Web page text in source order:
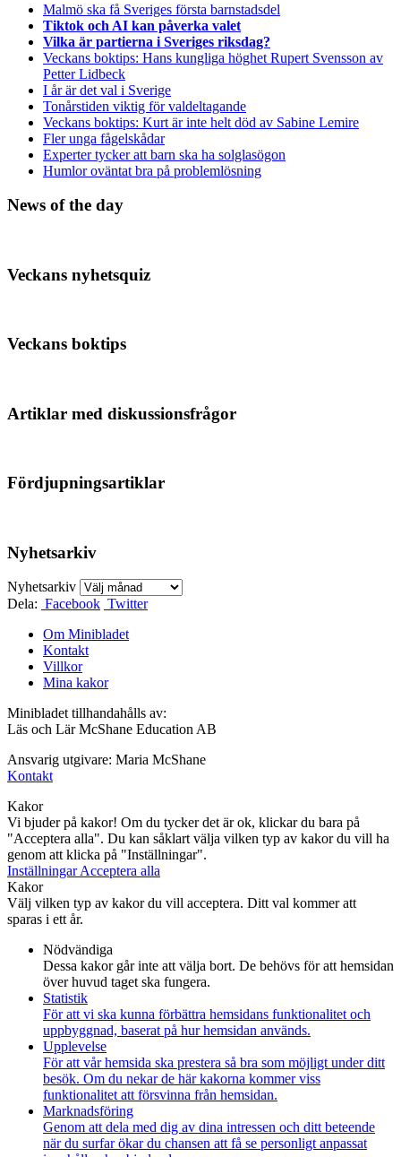
Malmö ska få Sveriges första barnstadsdel
Tiktok och AI kan påverka valet
Vilka är partierna i Sveriges riksdag?
Veckans boktips: Hans kungliga höghet Rupert Svensson av
Petter Lidbeck
I år är det val i Sverige
Tonårstiden viktig för valdeltagande
Veckans boktips: Kurt är inte helt död av Sabine Lemire
Fler unga fågelskådar
Experter tycker att barn ska ha solglasögon
Humlor oväntat bra på problemlösning
News of the day
Veckans nyhetsquiz
Veckans boktips
Artiklar med diskussionsfrågor
Fördjupningsartiklar
Nyhetsarkiv
Nyhetsarkiv
Dela: Facebook Twitter
Om Minibladet
Kontakt
Villkor
Mina kakor
Minibladet tillhandahålls av:
Läs och Lär McShane Education AB
Ansvarig utgivare: Maria McShane
Kontakt
Kakor
Vi bjuder på kakor! Om du tycker det är ok, klickar du bara på
"Acceptera alla". Du kan såklart välja vilken typ av kakor du vill ha
genom att klicka på "Inställningar".
InställningarAcceptera alla
Kakor
Välj vilken typ av kakor du vill acceptera. Ditt val kommer att
sparas i ett år.
Nödvändiga
Dessa kakor går inte att välja bort. De behövs för att hemsidan
över huvud taget ska fungera.
Statistik
För att vi ska kunna förbättra hemsidans funktionalitet och
uppbyggnad, baserat på hur hemsidan används.
Upplevelse
För att vår hemsida ska prestera så bra som möjligt under ditt
besök. Om du nekar de här kakorna kommer viss
funktionalitet att försvinna från hemsidan.
Marknadsföring
Genom att dela med dig av dina intressen och ditt beteende
när du surfar ökar du chansen att få se personligt anpassat